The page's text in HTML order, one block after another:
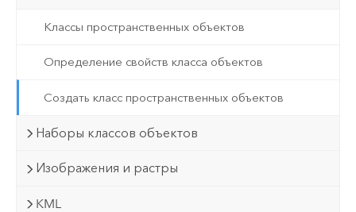
Классы пространственных объектов
Определение свойств класса объектов
Создать класс пространственных объектов
Наборы классов объектов
Изображения и растры
KML